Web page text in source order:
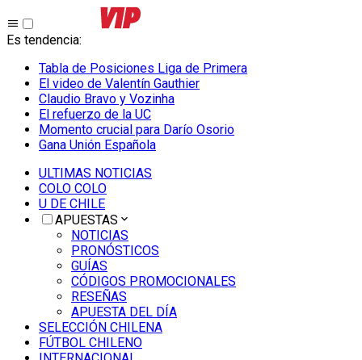
Es tendencia:
Tabla de Posiciones Liga de Primera
El video de Valentín Gauthier
Claudio Bravo y Vozinha
El refuerzo de la UC
Momento crucial para Darío Osorio
Gana Unión Española
ULTIMAS NOTICIAS
COLO COLO
U DE CHILE
APUESTAS
NOTICIAS
PRONÓSTICOS
GUÍAS
CÓDIGOS PROMOCIONALES
RESEÑAS
APUESTA DEL DÍA
SELECCIÓN CHILENA
FÚTBOL CHILENO